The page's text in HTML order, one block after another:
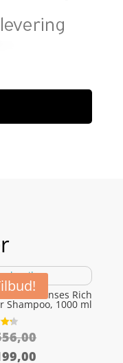
Dualsenses Rich
Shampoo, 1000 ml
Den